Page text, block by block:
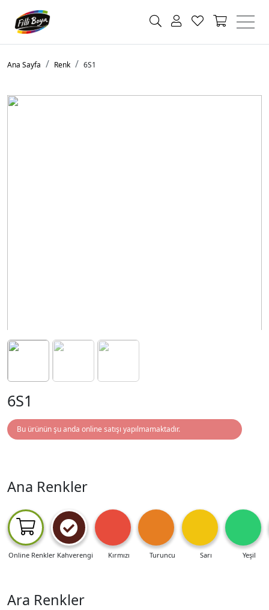
Ana Sayfa Renk 6S1
6S1
Bu ürünün şu anda online satışı yapılmamaktadır.
Ana Renkler
Online Renkler Kahverengi Kırmızı Turuncu Sarı Yeşil
Ara Renkler